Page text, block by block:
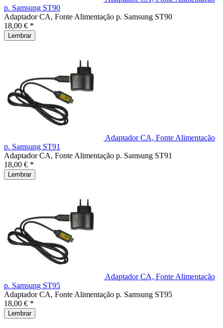
p. Samsung ST90
Adaptador CA, Fonte Alimentação p. Samsung ST90
18,00 € *
Lembrar
Adaptador CA, Fonte Alimentação
p. Samsung ST91
Adaptador CA, Fonte Alimentação p. Samsung ST91
18,00 € *
Lembrar
Adaptador CA, Fonte Alimentação
p. Samsung ST95
Adaptador CA, Fonte Alimentação p. Samsung ST95
18,00 € *
Lembrar